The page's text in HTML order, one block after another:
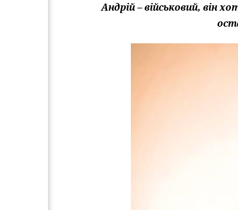
Андрій – військовий, він